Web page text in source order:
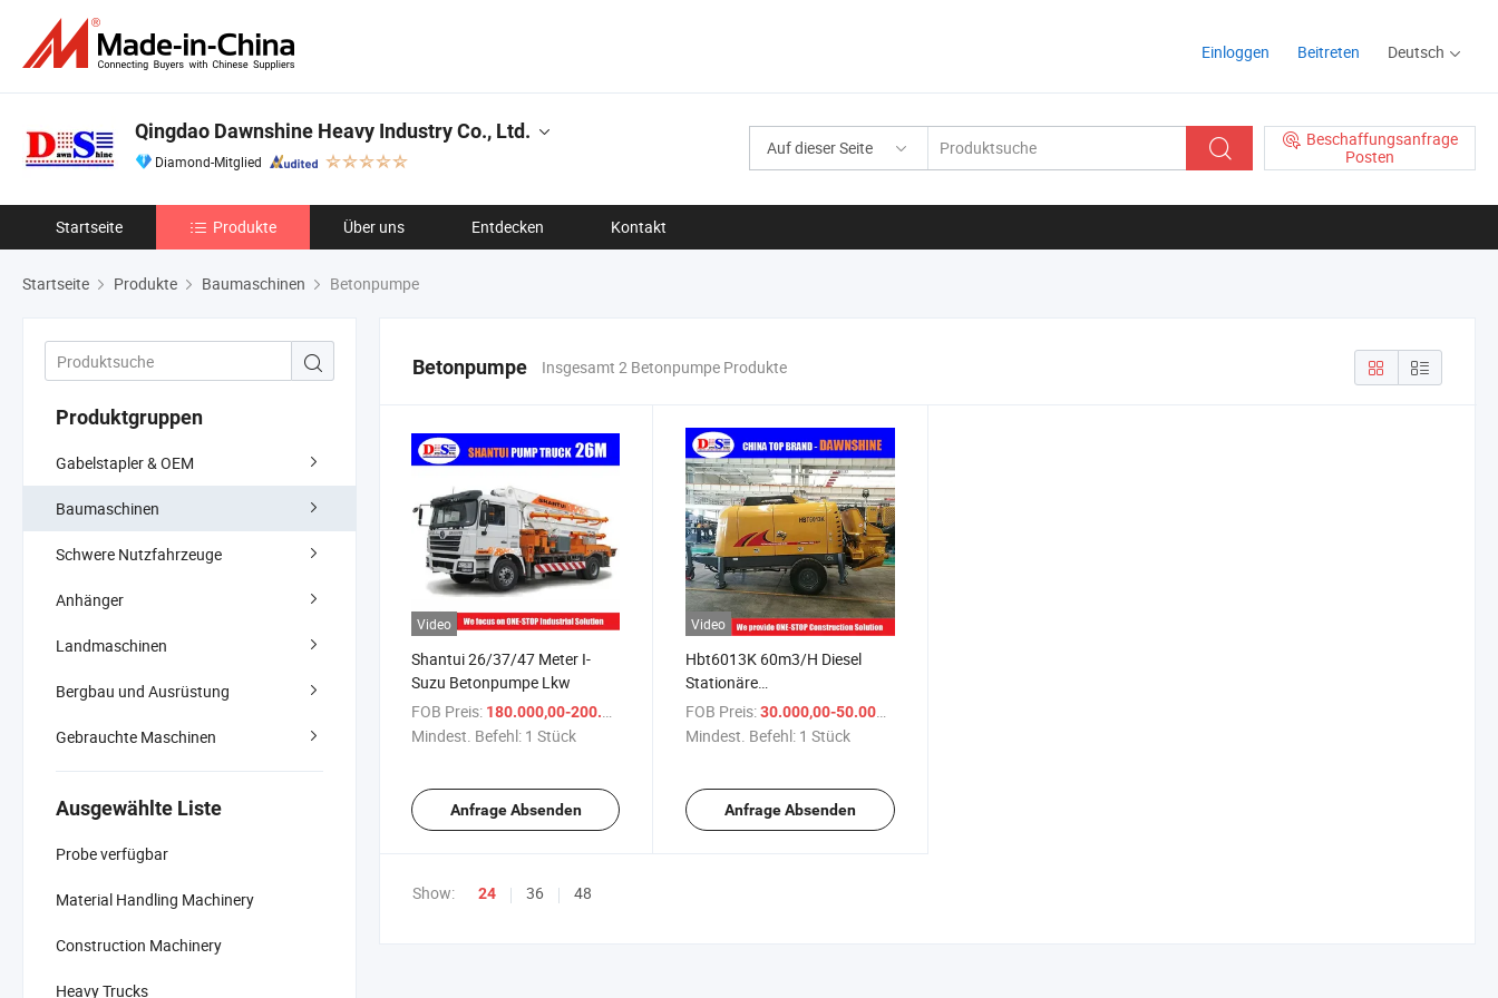
Einloggen Beitreten Deutsch
Auf dieser Seite
Beschaffungsanfrage
Posten
Qingdao Dawnshine Heavy Industry Co., Ltd.
Diamond-Mitglied
Startseite Produkte Über uns Entdecken Kontakt
Startseite Produkte Baumaschinen Betonpumpe
Produktgruppen
Gabelstapler & OEM
Baumaschinen
Schwere Nutzfahrzeuge
Anhänger
Landmaschinen
Bergbau und Ausrüstung
Gebrauchte Maschinen
Ausgewählte Liste
Probe verfügbar
Material Handling Machinery
Construction Machinery
Heavy Trucks
Betonpumpe Insgesamt 2 Betonpumpe Produkte
Video
Shantui 26/37/47 Meter I-
Suzu Betonpumpe Lkw
FOB Preis: 180.000,00-200.000,00 $
/ Stück
Mindest. Befehl: 1 Stück
Anfrage Absenden
Video
Hbt6013K 60m3/H Diesel
Stationäre
Anhängerbetonpumpe
FOB Preis: 30.000,00-50.000,00 $
Mindest. Befehl: 1 Stück
Anfrage Absenden
Show: 24 36 48